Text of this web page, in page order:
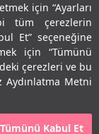
için “Ayarları
tüm çerezlerin
Et” seçeneğine
için “Tümünü
çerezleri ve bu
Aydınlatma Metni
Tümünü Kabul Et
HEMEN AL